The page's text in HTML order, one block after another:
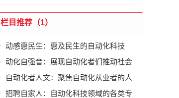
栏目推荐（1）
动感惠民生：惠及民生的自动化科技
动化自强音：展现自动化者们推动社会
进步发出的响亮声音
自动化者人文：聚焦自动化从业者的人
文思考
招聘自家人：自动化科技领域的各类专